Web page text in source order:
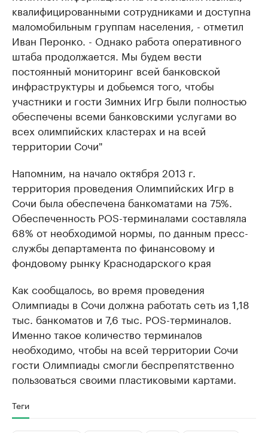
квалифицированными сотрудниками и доступна
маломобильным группам населения, - отметил
Иван Перонко. - Однако работа оперативного
штаба продолжается. Мы будем вести
постоянный мониторинг всей банковской
инфраструктуры и добьемся того, чтобы
участники и гости Зимних Игр были полностью
обеспечены всеми банковскими услугами во
всех олимпийских кластерах и на всей
территории Сочи"
Напомним, на начало октября 2013 г.
территория проведения Олимпийских Игр в
Сочи была обеспечена банкоматами на 75%.
Обеспеченность POS-терминалами составляла
68% от необходимой нормы, по данным пресс-
службы департамента по финансовому и
фондовому рынку Краснодарского края
Как сообщалось, во время проведения
Олимпиады в Сочи должна работать сеть из 1,18
тыс. банкоматов и 7,6 тыс. POS-терминалов.
Именно такое количество терминалов
необходимо, чтобы на всей территории Сочи
гости Олимпиады смогли беспрепятственно
пользоваться своими пластиковыми картами.
Теги